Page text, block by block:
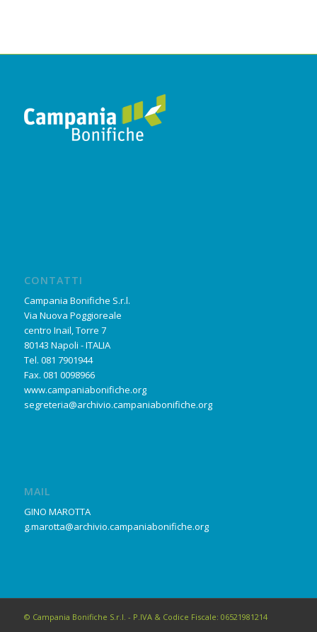
CONTATTI
Campania Bonifiche S.r.l.
Via Nuova Poggioreale
centro Inail, Torre 7
80143 Napoli - ITALIA
Tel. 081 7901944
Fax. 081 0098966
www.campaniabonifiche.org
segreteria@archivio.campaniabonifiche.org
MAIL
GINO MAROTTA
g.marotta@archivio.campaniabonifiche.org
© Campania Bonifiche S.r.l. - P.IVA & Codice Fiscale: 06521981214